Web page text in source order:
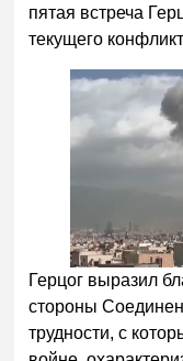
пятая встреча
текущего
Герцог выразил
стороны
трудности, с